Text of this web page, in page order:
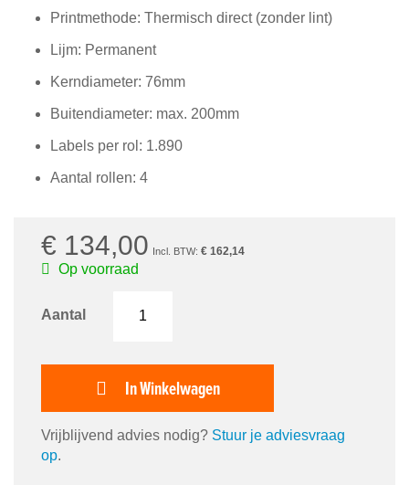
Printmethode: Thermisch direct (zonder lint)
Lijm: Permanent
Kerndiameter: 76mm
Buitendiameter: max. 200mm
Labels per rol: 1.890
Aantal rollen: 4
€ 134,00 € 162,14
Op voorraad
Aantal
In Winkelwagen
Vrijblijvend advies nodig? Stuur je adviesvraag
op.
gallerij